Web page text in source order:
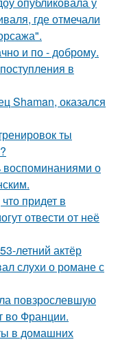
где отмечали
и по - доброму.
в
Shaman, оказался
ты
воспоминаниями о
придет в
отвести от неё
летний актёр
слухи о романе с
повзрослевшую
во Франции.
в домашних